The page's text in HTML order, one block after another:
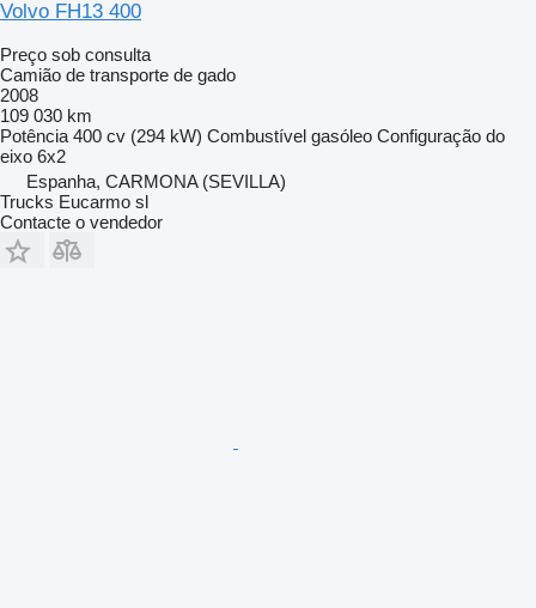
Volvo FH13 400
Preço sob consulta
Camião de transporte de gado
2008
109 030 km
Potência 400 cv (294 kW) Combustível gasóleo Configuração do
eixo 6x2
Espanha, CARMONA (SEVILLA)
Trucks Eucarmo sl
Contacte o vendedor